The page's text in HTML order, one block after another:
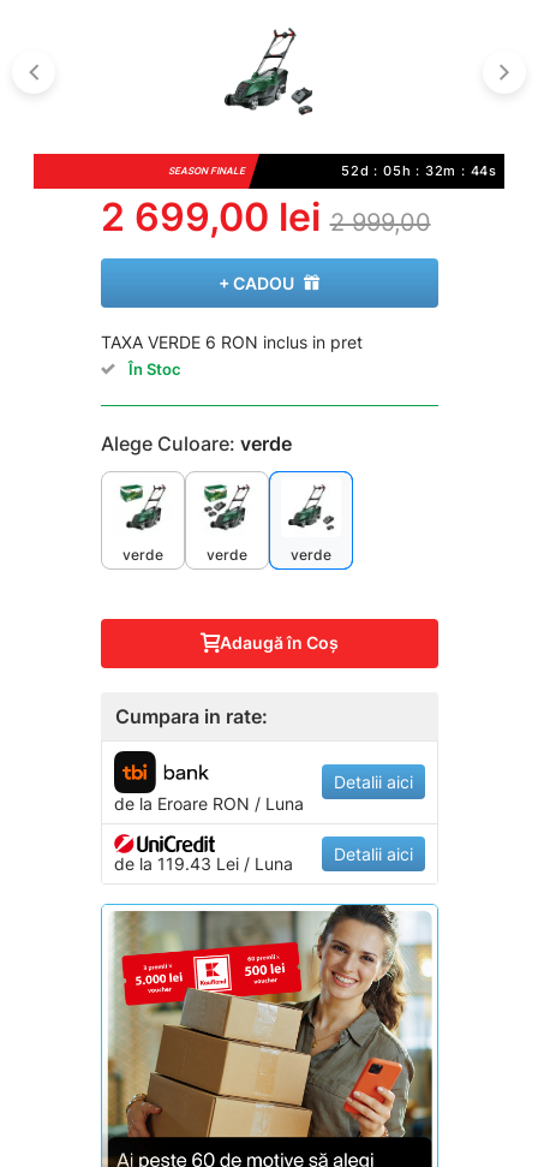
SEASON FINALE 52d : 05h : 32m : 43s
2 699,00 lei 2 999,00
+ CADOU
TAXA VERDE 6 RON inclus in pret
În Stoc
Alege Culoare: verde
verde verde verde
Adaugă în Coş
Cumpara in rate:
de la EroareRON / Luna
Detalii aici
de la 119.43 Lei / Luna Detalii aici